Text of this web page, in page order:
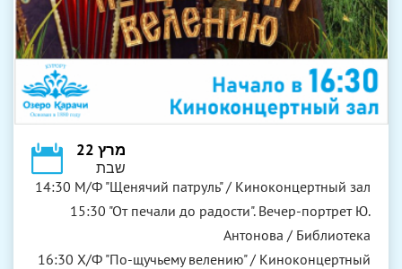
מרץ 22
שבת
14:30 М/Ф "Щенячий патруль" / Киноконцертный зал
15:30 "От печали до радости". Вечер-портрет Ю.
Антонова / Библиотека
16:30 Х/Ф "По-щучьему велению" / Киноконцертный